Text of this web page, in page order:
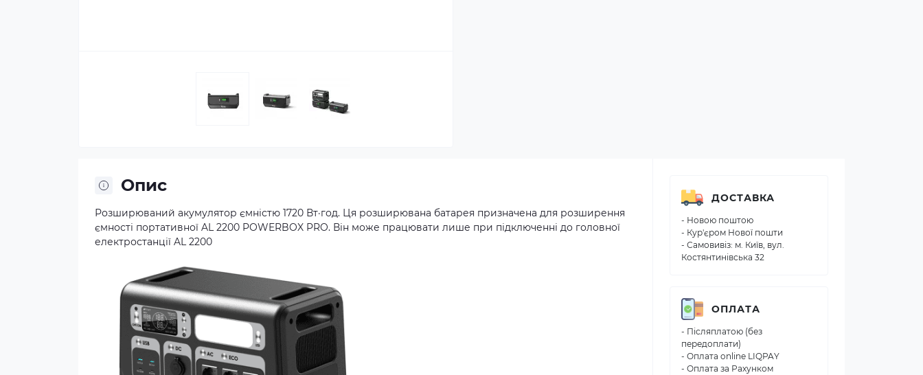
Опис
Розширюваний акумулятор ємністю 1720 Вт·год. Ця розширювана батарея призначена для розширення
ємності портативної AL 2200 POWERBOX PRO. Він може працювати лише при підключенні до головної
електростанції AL 2200
ДОСТАВКА
- Новою поштою
- Кур'єром Нової пошти
- Самовивіз: м. Київ, вул.
Костянтинівська 32
ОПЛАТА
- Післяплатою (без
передоплати)
- Оплата online LIQPAY
- Оплата за Рахунком